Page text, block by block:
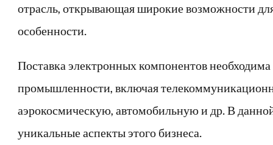
отрасль, открывающая широкие возможности
особенности.
Поставка электронных компонентов
промышленности, включая
аэрокосмическую, автомобильную и др. В
уникальные аспекты этого бизнеса.